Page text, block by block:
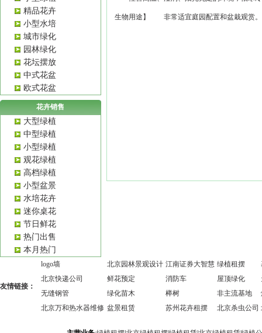
精品花卉
小型水培
城市绿化
园林绿化
花坛摆放
中式花盆
欧式花盆
花卉销售
大型绿植
中型绿植
小型绿植
观花绿植
高档绿植
小型盆景
水培花卉
迷你桌花
节日鲜花
热门出售
本月热门
生物用途】 非常适宜庭园配置和盆栽观赏。
友情链接：
logo墙 北京园林景观设计 江南证券大智慧 绿植租摆
北京快递公司
鲜花预定 消防车 屋顶绿化
无缝钢管
绿化苗木 榉树 非主流基地
北京万和热水器维修 盆景租赁 苏州花卉租摆 北京杀虫公司